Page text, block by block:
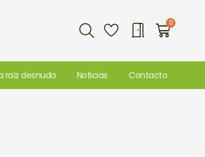
Buscar 0
raíz desnuda Noticias Contacto